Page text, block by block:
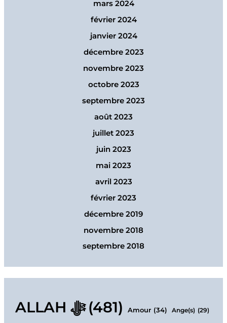
mars 2024
février 2024
janvier 2024
décembre 2023
novembre 2023
octobre 2023
septembre 2023
août 2023
juillet 2023
juin 2023
mai 2023
avril 2023
février 2023
décembre 2019
novembre 2018
septembre 2018
ALLAH ﷻ (481) Amour (34) Ange(s) (29)